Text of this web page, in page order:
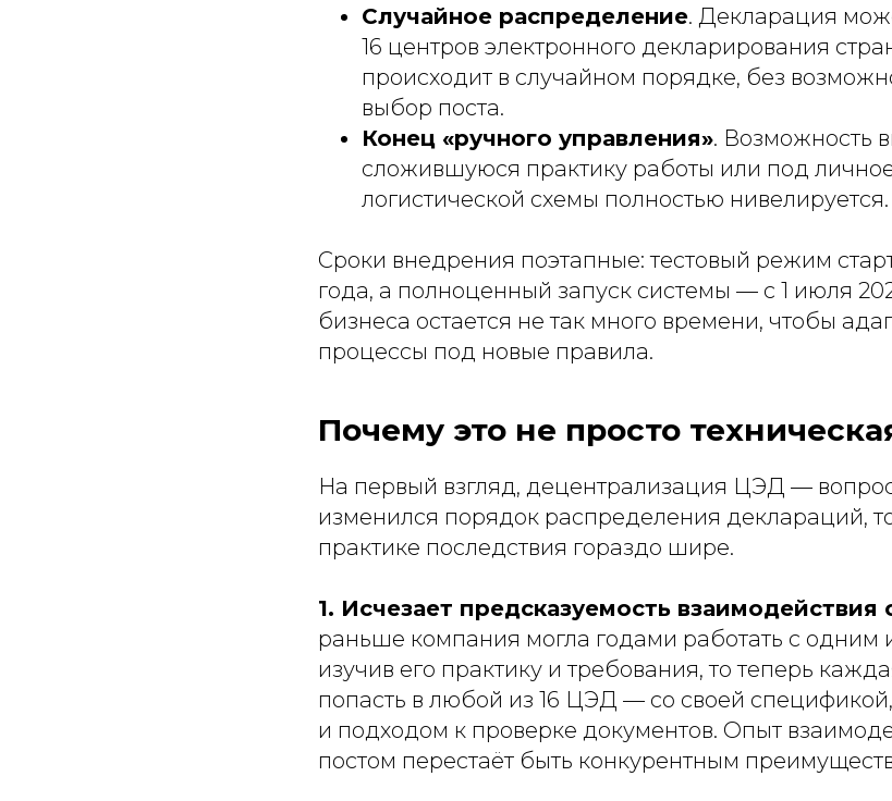
Случайное распределение. Декларация
16 центров электронного декларирования
происходит в случайном порядке, без
выбор поста.
Конец «ручного управления». Возможность
сложившуюся практику работы или под
логистической схемы полностью нивелируется.
Сроки внедрения поэтапные: тестовый режим
года, а полноценный запуск системы — с 1 июля
бизнеса остается не так много времени, чтобы
процессы под новые правила.
Почему это не просто
На первый взгляд, децентрализация ЦЭД —
изменился порядок распределения деклараций,
практике последствия гораздо шире.
1. Исчезает предсказуемость
раньше компания могла годами работать с одним
изучив его практику и требования, то теперь
попасть в любой из 16 ЦЭД — со своей
и подходом к проверке документов. Опыт
постом перестаёт быть конкурентным